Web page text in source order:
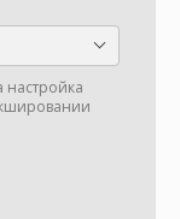
настройка